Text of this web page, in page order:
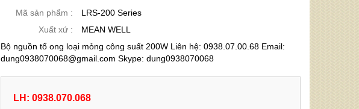
Mã sản phẩm :
LRS-200 Series
Xuất xứ :
MEAN WELL
Bộ nguồn tổ ong loại mỏng công suất 200W Liên hệ: 0938.07.00.68 Email:
dung0938070068@gmail.com Skype: dung0938070068
LH: 0938.070.068